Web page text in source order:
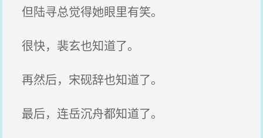
但陆寻总觉得她眼里有笑。
很快，裴玄也知道了。
再然后，宋砚辞也知道了。
最后，连岳沉舟都知道了。